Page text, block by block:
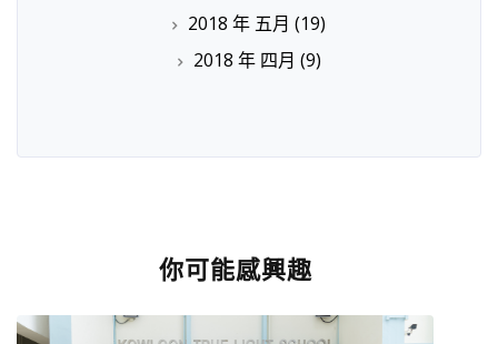
2018 年 五月 (19)
2018 年 四月 (9)
你可能感興趣